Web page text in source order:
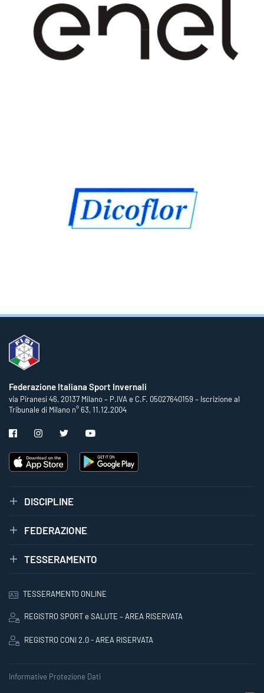
Federazione Italiana Sport Invernali
via Piranesi 46, 20137 Milano – P.IVA e C.F. 05027640159 – Iscrizione al
Tribunale di Milano n° 63, 11.12.2004
DISCIPLINE
FEDERAZIONE
TESSERAMENTO
TESSERAMENTO ONLINE
REGISTRO SPORT e SALUTE – AREA RISERVATA
REGISTRO CONI 2.0 - AREA RISERVATA
Informative Protezione Dati